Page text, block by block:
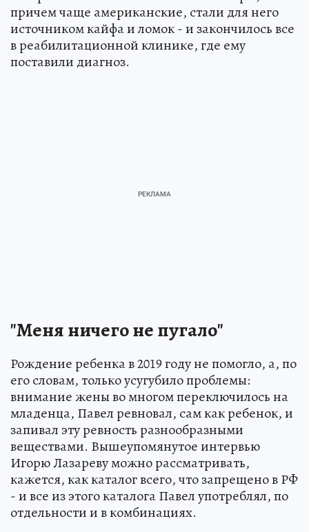
причем чаще американские, стали для него
источником кайфа и ломок - и закончилось все
в реабилитационной клинике, где ему
поставили диагноз.
"Меня ничего не пугало"
Рождение ребенка в 2019 году не помогло, а, по
его словам, только усугубило проблемы:
внимание жены во многом переключилось на
младенца, Павел ревновал, сам как ребенок, и
запивал эту ревность разнообразными
веществами. Вышеупомянутое интервью
Игорю Лазареву можно рассматривать,
кажется, как каталог всего, что запрещено в РФ
- и все из этого каталога Павел употреблял, по
отдельности и в комбинациях.